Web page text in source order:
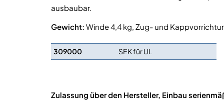
ausbaubar.
Gewicht: Winde 4,4 kg, Zug- und
309000 SEK für UL
Zulassung über den Hersteller, Einbau